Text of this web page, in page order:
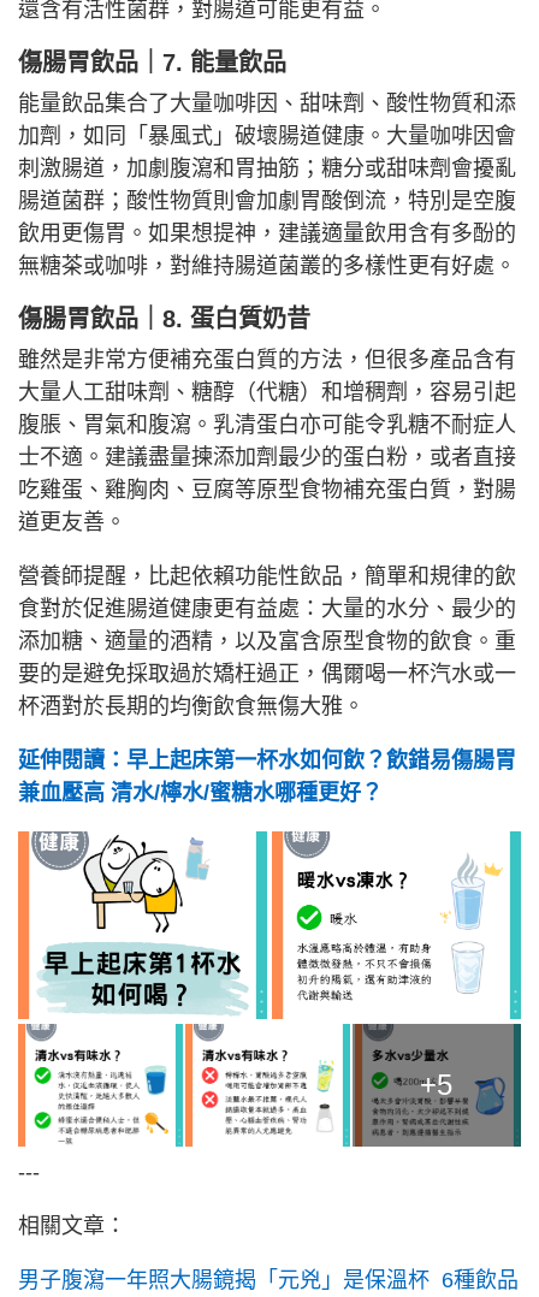
還含有活性菌群，對腸道可能更有益。
傷腸胃飲品｜7. 能量飲品
能量飲品集合了大量咖啡因、甜味劑、酸性物質和添
加劑，如同「暴風式」破壞腸道健康。大量咖啡因會
刺激腸道，加劇腹瀉和胃抽筋；糖分或甜味劑會擾亂
腸道菌群；酸性物質則會加劇胃酸倒流，特別是空腹
飲用更傷胃。如果想提神，建議適量飲用含有多酚的
無糖茶或咖啡，對維持腸道菌叢的多樣性更有好處。
傷腸胃飲品｜8. 蛋白質奶昔
雖然是非常方便補充蛋白質的方法，但很多產品含有
大量人工甜味劑、糖醇（代糖）和增稠劑，容易引起
腹脹、胃氣和腹瀉。乳清蛋白亦可能令乳糖不耐症人
士不適。建議盡量揀添加劑最少的蛋白粉，或者直接
吃雞蛋、雞胸肉、豆腐等原型食物補充蛋白質，對腸
道更友善。
營養師提醒，比起依賴功能性飲品，簡單和規律的飲
食對於促進腸道健康更有益處：大量的水分、最少的
添加糖、適量的酒精，以及富含原型食物的飲食。重
要的是避免採取過於矯枉過正，偶爾喝一杯汽水或一
杯酒對於長期的均衡飲食無傷大雅。
延伸閱讀：早上起床第一杯水如何飲？飲錯易傷腸胃
兼血壓高 清水/檸水/蜜糖水哪種更好？
+5
---
相關文章：
男子腹瀉一年照大腸鏡揭「元兇」是保溫杯 6種飲品